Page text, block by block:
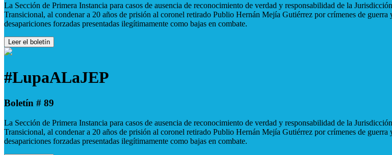
La Sección de Primera Instancia para casos de ausencia de reconocimiento de verdad y responsabilidad de la
Transicional, al condenar a 20 años de prisión al coronel retirado Publio Hernán Mejía Gutiérrez por crímenes de
desapariciones forzadas presentadas ilegítimamente como bajas en combate.
Leer el boletín
#LupaALaJEP
Boletín # 89
La Sección de Primera Instancia para casos de ausencia de reconocimiento de verdad y responsabilidad de la
Transicional, al condenar a 20 años de prisión al coronel retirado Publio Hernán Mejía Gutiérrez por crímenes de
desapariciones forzadas presentadas ilegítimamente como bajas en combate.